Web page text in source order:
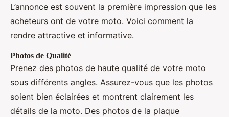
L’annonce est souvent la première impression que les
acheteurs ont de votre moto. Voici comment la
rendre attractive et informative.
Photos de Qualité
Prenez des photos de haute qualité de votre moto
sous différents angles. Assurez-vous que les photos
soient bien éclairées et montrent clairement les
détails de la moto. Des photos de la plaque